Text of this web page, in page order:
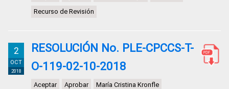
Recurso de Revisión
2
OCT
2018
RESOLUCIÓN No. PLE-CPCCS-T-
O-119-02-10-2018
Aceptar Aprobar María Cristina Kronfle